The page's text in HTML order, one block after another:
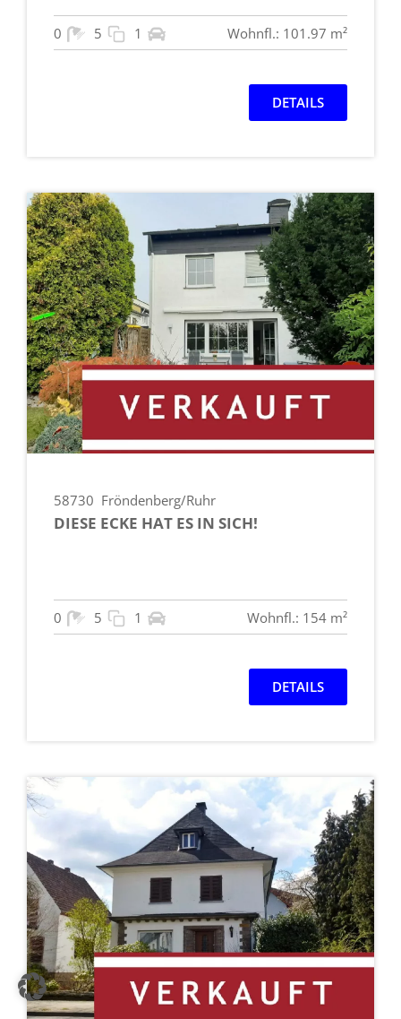
0 5 1 Wohnfl.: 101.97 m²
DETAILS
58730 Fröndenberg/Ruhr
DIESE ECKE HAT ES IN SICH!
0 5 1 Wohnfl.: 154 m²
DETAILS